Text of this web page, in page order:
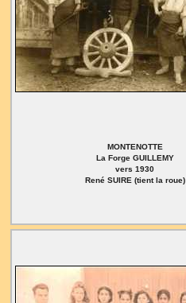
MONTENOTTE
La Forge GUILLEMY
vers 1930
René SUIRE (tient la roue)